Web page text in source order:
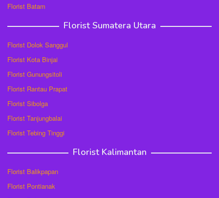
Florist Batam
Florist Sumatera Utara
Florist Dolok Sanggul
Florist Kota Binjai
Florist Gunungsitoli
Florist Rantau Prapat
Florist Sibolga
Florist Tanjungbalai
Florist Tebing Tinggi
Florist Kalimantan
Florist Balikpapan
Florist Pontianak